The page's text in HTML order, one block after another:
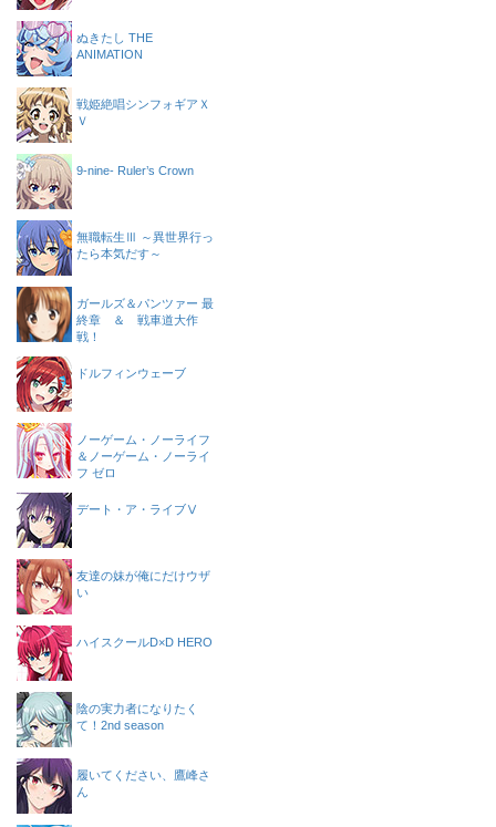
ぬきたし THE
ANIMATION
戦姫絶唱シンフォギアＸ
Ｖ
9-nine- Ruler’s Crown
無職転生Ⅲ ～異世界行っ
たら本気だす～
ガールズ＆パンツァー 最
終章 ＆ 戦車道大作
戦！
ドルフィンウェーブ
ノーゲーム・ノーライフ
＆ノーゲーム・ノーライ
フ ゼロ
デート・ア・ライブⅤ
友達の妹が俺にだけウザ
い
ハイスクールD×D HERO
陰の実力者になりたく
て！2nd season
履いてください、鷹峰さ
ん